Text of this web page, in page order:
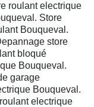
roulant electrique
Store
Bouqueval.
store
bloqué
Bouqueval.
garage
Bouqueval.
electrique